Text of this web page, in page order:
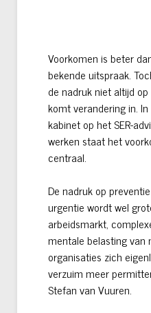
Voorkomen is beter
bekende uitspraak.
de nadruk niet altijd
komt verandering in.
kabinet op het SER-
werken staat het
centraal.
De nadruk op
urgentie wordt wel
arbeidsmarkt,
mentale belasting van
organisaties zich
verzuim meer
Stefan van Vuuren.